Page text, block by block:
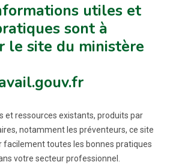
utiles et
sont à
le site du ministère
et ressources existants, produits par
notamment les préventeurs, ce site
facilement toutes les bonnes pratiques
votre secteur professionnel.